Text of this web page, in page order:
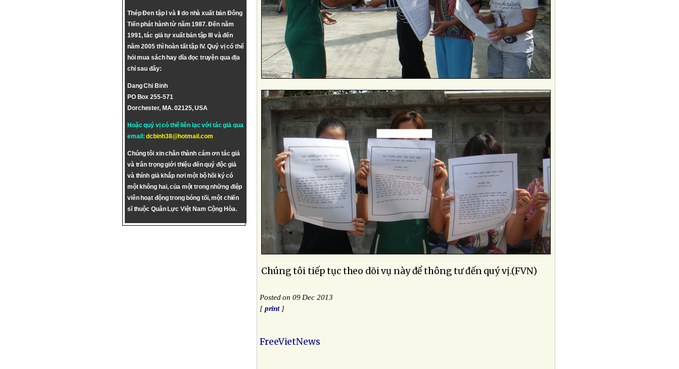
Thép Đen tập I và II do nhà xuất bản Đông
Tiến phát hành từ năm 1987. Đến năm
1991, tác giả tự xuất bản tập III và đến
năm 2005 thì hoàn tất tập IV. Quý vị có thể
hỏi mua sách hay dĩa đọc truyện qua địa
chỉ sau đây:
Dang Chi Binh
PO Box 255-571
Dorchester, MA. 02125, USA
Hoặc quý vị có thể liên lạc với tác giả qua
email:dcbinh38@hotmail.com
Chúng tôi xin chân thành cám ơn tác giả
và trân trọng giới thiệu đến quý độc giả
và thính giả khắp nơi một bộ hồi ký có
một không hai, của một trong những điệp
viên hoạt động trong bóng tối, một chiến
sĩ thuộc Quân Lực Việt Nam Cộng Hòa.
Chúng tôi tiếp tục theo dõi vụ này để thông tư đến quý vị.(FVN)
Posted on 09 Dec 2013
[print]
FreeVietNews